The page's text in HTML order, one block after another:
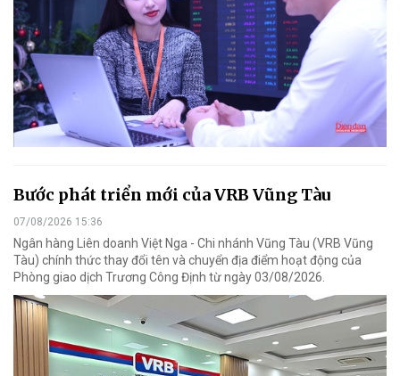
Bước phát triển mới của VRB Vũng Tàu
07/08/2026 15:36
Ngân hàng Liên doanh Việt Nga - Chi nhánh Vũng Tàu (VRB Vũng
Tàu) chính thức thay đổi tên và chuyển địa điểm hoạt động của
Phòng giao dịch Trương Công Định từ ngày 03/08/2026.